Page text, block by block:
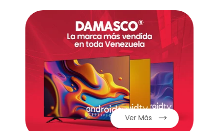
Diseño de ventana : Este tipo de aire
acondicionado se instala directamente en
una ventana, lo que lo hace ideal para
espacios donde no se requiere una
instalación compleja.
Funciones básicas de enfriamiento: Enfría
el ambiente de manera eficiente,
proporcionando alivio en días calurosos.
Fácil instalación: Su diseño de ventana
facilita la instalación y el mantenimiento.
Ver Más